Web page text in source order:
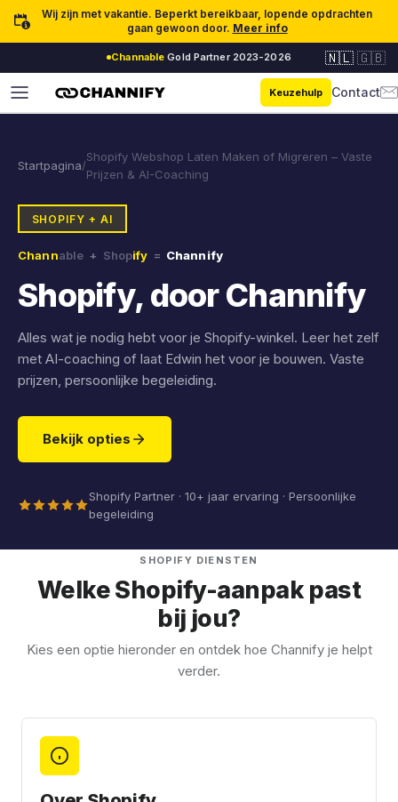
Ga naar inhoudWij zijn met vakantie. Beperkt bereikbaar, lopende opdrachten
gaan gewoon door. Meer info
Channable Gold Partner 2023-2026 🇳🇱 🇬🇧
Keuzehulp Contact
Startpagina/
Shopify Webshop Laten Maken of Migreren – Vaste
Prijzen & AI-Coaching
SHOPIFY + AI
Channable + Shopify = Channify
Shopify, door Channify
Alles wat je nodig hebt voor je Shopify-winkel. Leer het zelf
met AI-coaching of laat Edwin het voor je bouwen. Vaste
prijzen, persoonlijke begeleiding.
Bekijk opties
Shopify Partner · 10+ jaar ervaring · Persoonlijke
begeleiding
SHOPIFY DIENSTEN
Welke Shopify-aanpak past
bij jou?
Kies een optie hieronder en ontdek hoe Channify je helpt
verder.